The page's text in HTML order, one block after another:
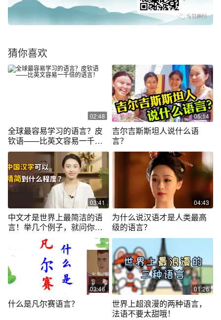
猜你喜欢
02:48
全球最容易学习的语言？皮
钦语——比英文容易一千倍
的语言！
05:14
吉尔吉斯斯坦人说什么语
言？
03:41
中文才是世界上最简洁的语
言！举几个例子，就问你服
04:43
为什么说汉语才是人类最高
级的语言？
03:46
什么是凡尔赛语言？
01:26
世界上超浪漫的两种语言，
法语不要太甜哦！